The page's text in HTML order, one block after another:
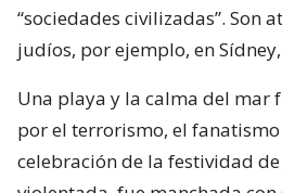
“sociedades civilizadas”. Son
judíos, por ejemplo, en
Una playa y la calma del
por el terrorismo, el fanatismo
celebración de la festividad